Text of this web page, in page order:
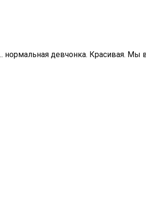
девчонка. Красивая. Мы